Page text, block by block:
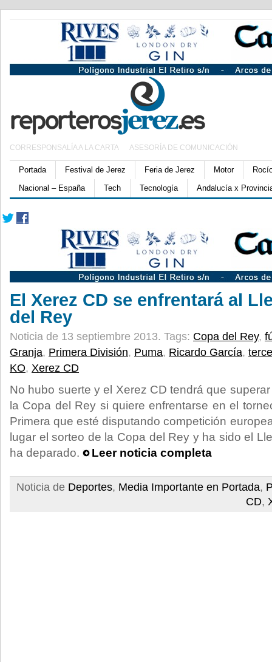
CORRESPONSALÍA A LA CARTA ASESORÍA DE COMUNICACIÓN
Portada Festival de Jerez Feria de Jerez Motor
Nacional – España
Tech Tecnología Andalucía x
El Xerez CD se enfrentará al
del Rey
Noticia de 13 septiembre 2013. Tags: Copa del Rey,
Granja, Primera División, Puma, Ricardo García,
KO, Xerez CD
No hubo suerte y el Xerez CD tendrá que
la Copa del Rey si quiere enfrentarse en el
Primera que esté disputando competición
lugar el sorteo de la Copa del Rey y ha sido el
ha deparado.
Leer noticia completa
Noticia de Deportes, Media Importante en Portada,
CD,